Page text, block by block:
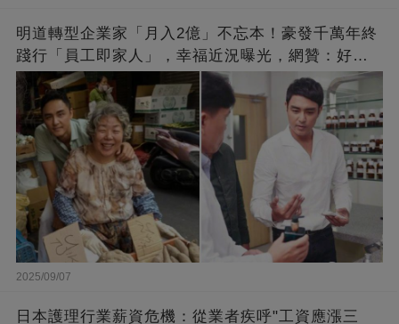
明道轉型企業家「月入2億」不忘本！豪發千萬年終
踐行「員工即家人」，幸福近況曝光，網贊：好老
闆的福報
2025/09/07
日本護理行業薪資危機：從業者疾呼"工資應漲三